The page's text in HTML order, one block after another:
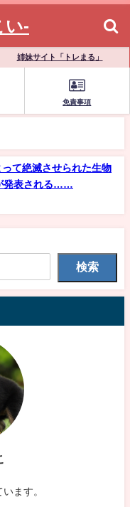
い-
姉妹サイト「トレまる」
免責事項
って絶滅させられた生物
発表される……
検索
ます。